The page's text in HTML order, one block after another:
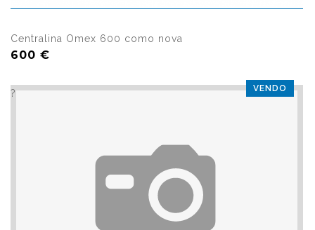
Centralina Omex 600 como nova
600 €
VENDO
?>